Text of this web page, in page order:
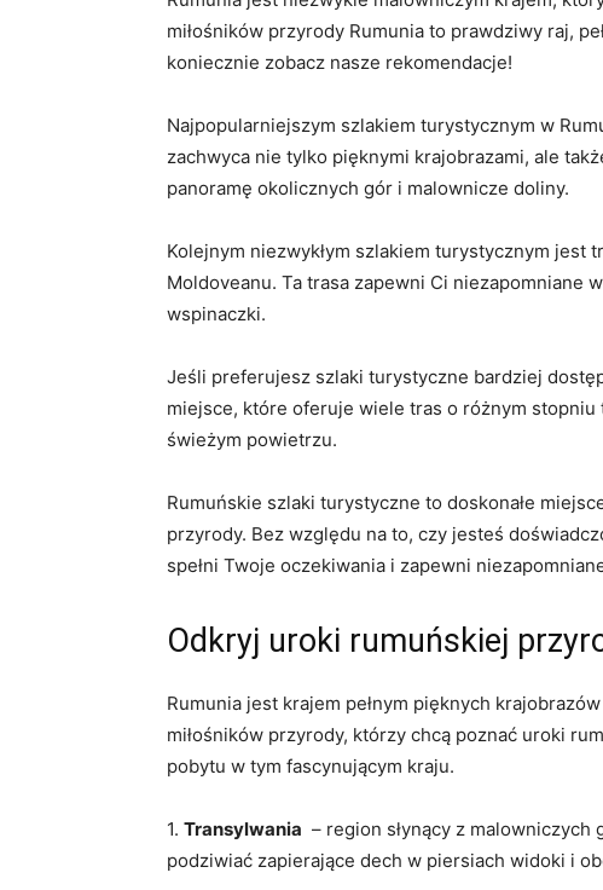
‍miłośników przyrody Rumunia to prawdziwy raj,
koniecznie zobacz nasze ⁣rekomendacje!
Najpopularniejszym szlakiem turystycznym ‍w
zachwyca nie tylko pięknymi krajobrazami, ale
panoramę okolicznych gór i malownicze doliny.
Kolejnym niezwykłym szlakiem turystycznym jest
Moldoveanu. Ta trasa zapewni​ Ci niezapomniane
wspinaczki.
Jeśli preferujesz‍ szlaki⁤ turystyczne bardziej⁣
miejsce, które oferuje wiele tras o różnym
świeżym powietrzu.
Rumuńskie szlaki turystyczne to doskonałe⁤
przyrody. Bez ⁢względu na to, czy jesteś
spełni Twoje​ oczekiwania i zapewni
Odkryj uroki rumuńskiej
Rumunia jest krajem pełnym pięknych
miłośników przyrody, którzy chcą poznać uroki
⁣pobytu‍ w tym fascynującym kraju.
1. Transylwania
– region⁣ słynący z
podziwiać⁤ zapierające dech ​w piersiach widoki i